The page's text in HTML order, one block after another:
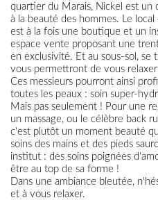
quartier du Marais, Nickel est
à la beauté des hommes. Le
est à la fois une boutique et un
espace vente proposant une
en exclusivité. Et au sous-sol, se
vous permettront de vous
Ces messieurs pourront ainsi
toutes les peaux : soin super-
Mais pas seulement ! Pour une
un massage, ou le célèbre back
c'est plutôt un moment beauté
soins des mains et des pieds
institut : des soins poignées
être au top de sa forme !
Dans une ambiance bleutée,
et à vous relaxer.